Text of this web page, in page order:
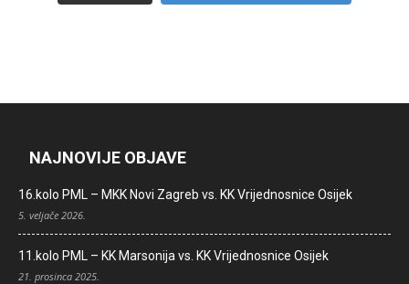
NAJNOVIJE OBJAVE
16.kolo PML – MKK Novi Zagreb vs. KK Vrijednosnice Osijek
5. veljače 2026.
11.kolo PML – KK Marsonija vs. KK Vrijednosnice Osijek
21. prosinca 2025.